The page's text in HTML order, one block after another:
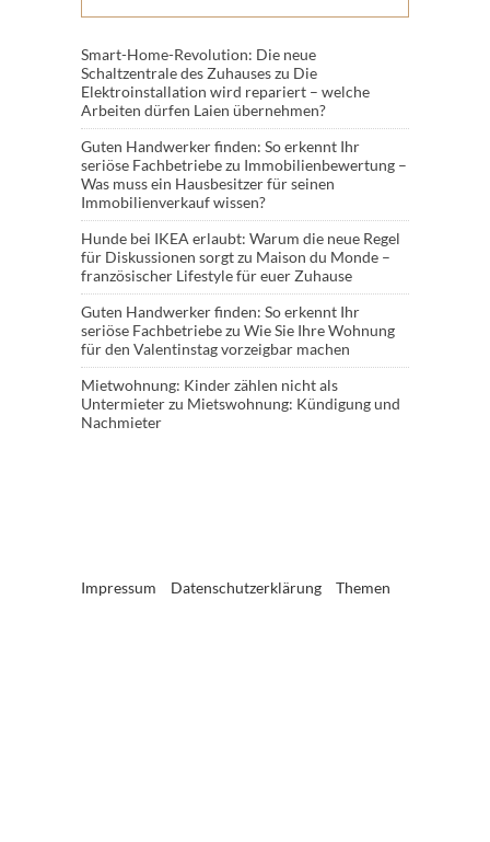
Smart-Home-Revolution: Die neue
Schaltzentrale des Zuhauseszu Die
Elektroinstallation wird repariert – welche
Arbeiten dürfen Laien übernehmen?
Guten Handwerker finden: So erkennt Ihr
seriöse Fachbetriebezu Immobilienbewertung –
Was muss ein Hausbesitzer für seinen
Immobilienverkauf wissen?
Hunde bei IKEA erlaubt: Warum die neue Regel
für Diskussionen sorgtzu Maison du Monde –
französischer Lifestyle für euer Zuhause
Guten Handwerker finden: So erkennt Ihr
seriöse Fachbetriebezu Wie Sie Ihre Wohnung
für den Valentinstag vorzeigbar machen
Mietwohnung: Kinder zählen nicht als
Untermieterzu Mietswohnung: Kündigung und
Nachmieter
Impressum Datenschutzerklärung Themen